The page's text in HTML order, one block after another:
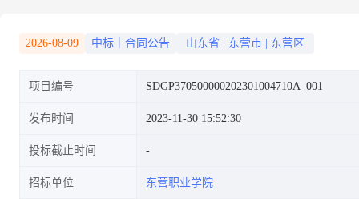
2026-08-09 中标｜合同公告 山东省 东营市 东营区
项目编号 SDGP370500000202301004710A_001
发布时间 2023-11-30 15:52:30
投标截止时间
招标单位 东营职业学院